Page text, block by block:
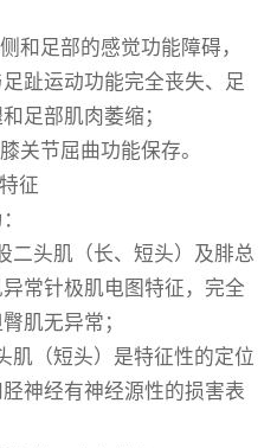
和足部的感觉功能障碍，
趾运动功能完全丧失、足
足部肌肉萎缩；
关节屈曲功能保存。
征
二头肌（长、短头）及腓总
常针极肌电图特征，完全
肌无异常；
肌（短头）是特征性的定位
神经有神经源性的损害表